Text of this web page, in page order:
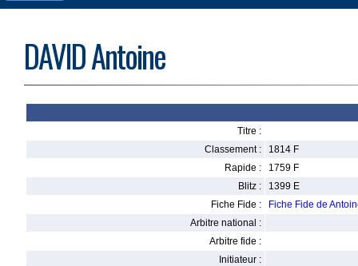
DAVID Antoine
Titre :
Classement :
1814 F
Rapide :
1759 F
Blitz :
1399 E
Fiche Fide :
Fiche Fide de
Arbitre national :
Arbitre fide :
Initiateur :